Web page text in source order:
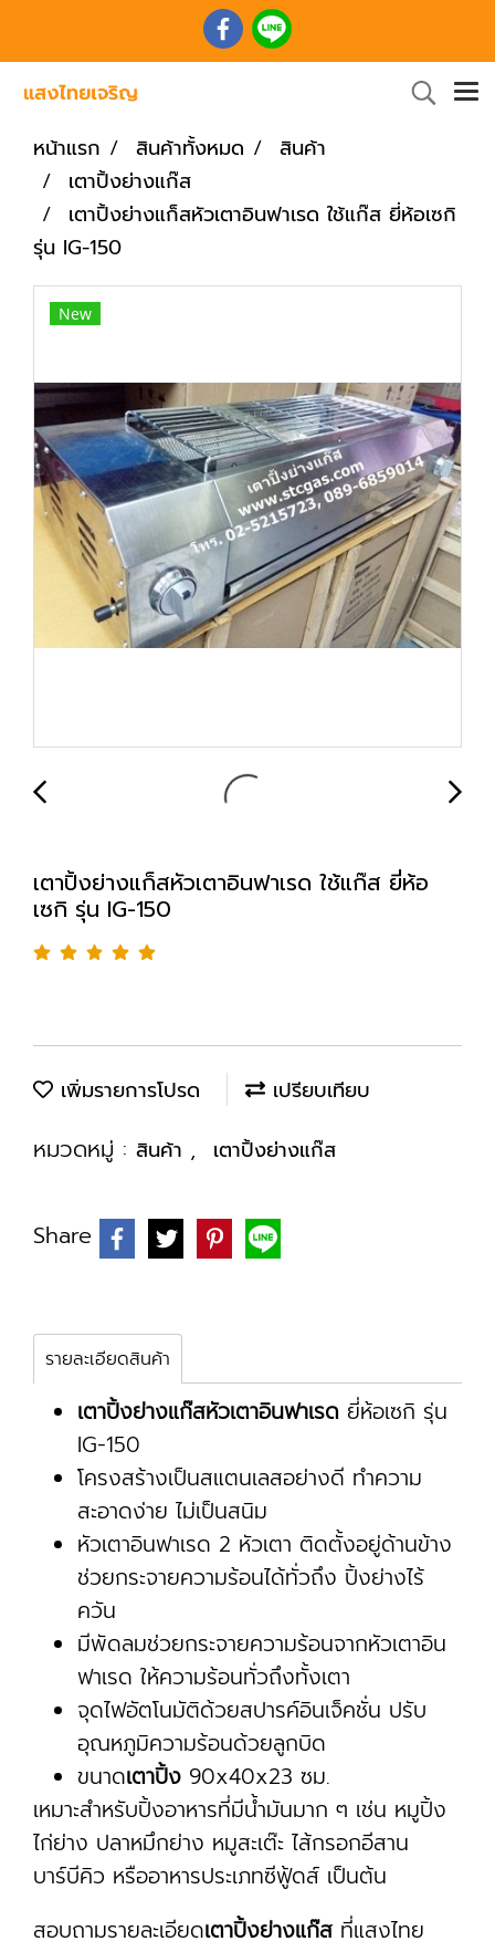
หน้าแรก สินค้าทั้งหมด
สินค้า
เตาปิ้งย่างแก๊ส
เตาปิ้งย่างแก็สหัวเตาอินฟาเรด ใช้แก๊ส ยี่ห้อเซกิ
รุ่น IG-150
New
เตาปิ้งย่างแก็สหัวเตาอินฟาเรด ใช้แก๊ส ยี่ห้อ
เซกิ รุ่น IG-150
เพิ่มรายการโปรด เปรียบเทียบ
หมวดหมู่ : สินค้า , เตาปิ้งย่างแก๊ส
Share
รายละเอียดสินค้า
เตาปิ้งย่างแก๊สหัวเตาอินฟาเรด ยี่ห้อเซกิ รุ่น
IG-150
โครงสร้างเป็นสแตนเลสอย่างดี ทำความ
สะอาดง่าย ไม่เป็นสนิม
หัวเตาอินฟาเรด 2 หัวเตา ติดตั้งอยู่ด้านข้าง
ช่วยกระจายความร้อนได้ทั่วถึง ปิ้งย่างไร้
ควัน
มีพัดลมช่วยกระจายความร้อนจากหัวเตาอิน
ฟาเรด ให้ความร้อนทั่วถึงทั้งเตา
จุดไฟอัตโนมัติด้วยสปารค์อินเจ็คชั่น ปรับ
อุณหภูมิความร้อนด้วยลูกบิด
ขนาดเตาปิ้ง 90x40x23 ซม.
เหมาะสำหรับปิ้งอาหารที่มีน้ำมันมาก ๆ เช่น หมูปิ้ง
ไก่ย่าง ปลาหมึกย่าง หมูสะเต๊ะ ไส้กรอกอีสาน
บาร์บีคิว หรืออาหารประเภทซีฟู้ดส์ เป็นต้น
สอบถามรายละเอียดเตาปิ้งย่างแก๊สที่แสงไทย